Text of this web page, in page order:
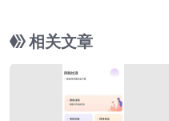
相关文章